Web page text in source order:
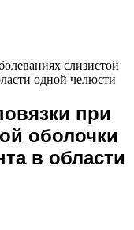
слизистой
одной челюсти
при
оболочки
в области